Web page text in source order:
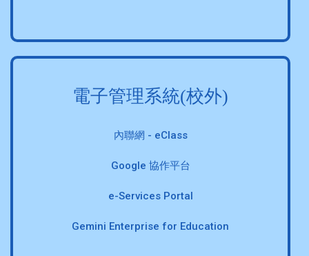
電子管理系統(校外)
內聯網 - eClass
Google 協作平台
e-Services Portal
Gemini Enterprise for Education